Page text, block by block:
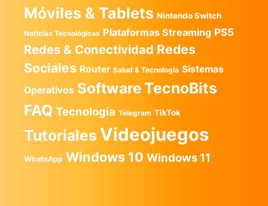
Móviles & Tablets Nintendo Switch
Noticias Tecnológicas Plataformas Streaming PS5
Redes & Conectividad Redes
Sociales Router Salud & Tecnología Sistemas
Operativos SoftwareTecnoBits
FAQ Tecnología Telegram TikTok
Tutoriales Videojuegos
WhatsApp Windows 10 Windows 11